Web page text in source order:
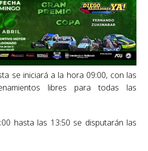
se iniciará a la hora 09:00, con las
libres para todas las
hasta las 13:50 se disputarán las